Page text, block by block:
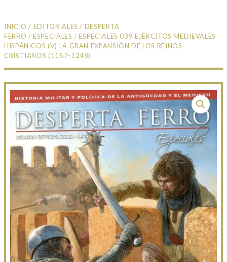
INICIO / EDITORIALES / DESPERTA
FERRO /ESPECIALES / ESPECIALES 039 EJÉRCITOS MEDIEVALES
HISPÁNICOS (V) LA GRAN EXPANSIÓN DE LOS REINOS
CRISTIANOS (1157-1248)